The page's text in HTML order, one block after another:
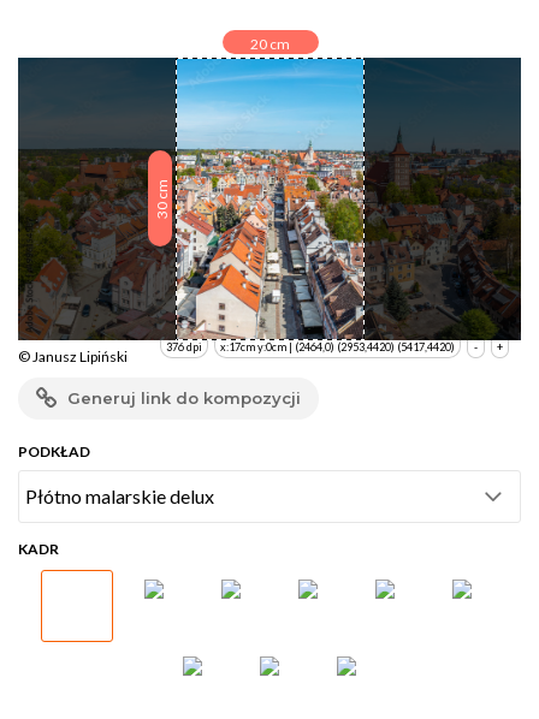
20 cm
30
cm
+
-
x:17cm y:0cm | (2464,0) (2953,4420) (5417,4420)
376 dpi
© Janusz Lipiński
Generuj link do kompozycji
PODKŁAD
KADR